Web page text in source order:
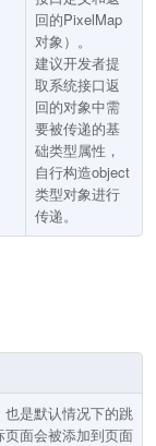
回的PixelMap
对象）。
建议开发者提
取系统接口返
回的对象中需
要被传递的基
础类型属性，
自行构造object
类型对象进行
传递。
也是默认情况下的跳
页面会被添加到页面